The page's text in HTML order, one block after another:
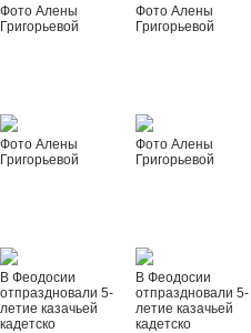
Фото Алены
Григорьевой
Фото Алены
Григорьевой
Фото Алены
Григорьевой
Фото Алены
Григорьевой
В Феодосии
отпраздновали 5-
летие казачьей
кадетско
В Феодосии
отпраздновали 5-
летие казачьей
кадетско